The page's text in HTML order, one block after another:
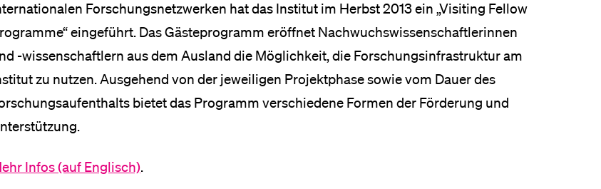
Forschungsnetzwerken hat das Institut im Herbst 2013 ein „Visiting Fellow
eingeführt. Das Gästeprogramm eröffnet Nachwuchswissenschaftlerinnen
-wissenschaftlern aus dem Ausland die Möglichkeit, die Forschungsinfrastruktur am
zu nutzen. Ausgehend von der jeweiligen Projektphase sowie vom Dauer des
bietet das Programm verschiedene Formen der Förderung und
Infos (auf Englisch).
Stellensuchende
Förderer